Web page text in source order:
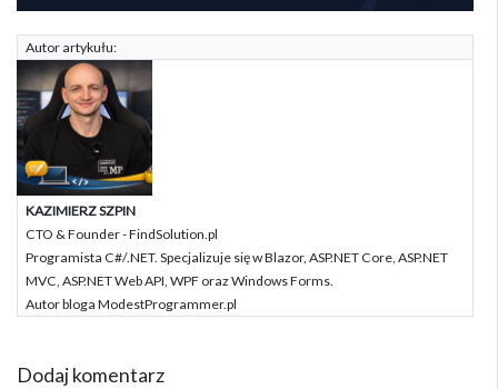
Autor artykułu:
KAZIMIERZ SZPIN
CTO & Founder - FindSolution.pl
Programista C#/.NET. Specjalizuje się w Blazor, ASP.NET Core, ASP.NET
MVC, ASP.NET Web API, WPF oraz Windows Forms.
Autor bloga ModestProgrammer.pl
Dodaj komentarz